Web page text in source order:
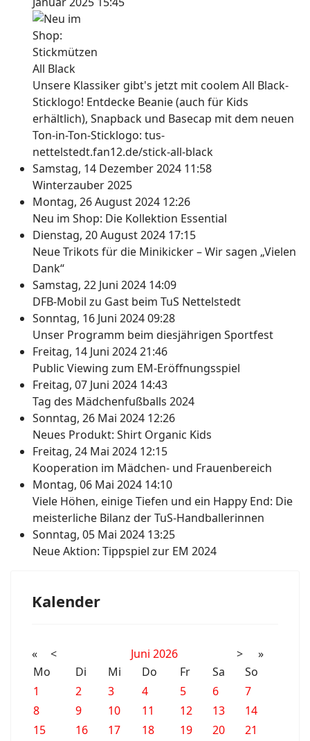
Unsere Klassiker gibt's jetzt mit coolem All Black-
Sticklogo! Entdecke Beanie (auch für Kids
erhältlich), Snapback und Basecap mit dem neuen
Ton-in-Ton-Sticklogo: tus-
nettelstedt.fan12.de/stick-all-black
Samstag, 14 Dezember 2024 11:58
Winterzauber 2025
Montag, 26 August 2024 12:26
Neu im Shop: Die Kollektion Essential
Dienstag, 20 August 2024 17:15
Neue Trikots für die Minikicker – Wir sagen „Vielen
Dank“
Samstag, 22 Juni 2024 14:09
DFB-Mobil zu Gast beim TuS Nettelstedt
Sonntag, 16 Juni 2024 09:28
Unser Programm beim diesjährigen Sportfest
Freitag, 14 Juni 2024 21:46
Public Viewing zum EM-Eröffnungsspiel
Freitag, 07 Juni 2024 14:43
Tag des Mädchenfußballs 2024
Sonntag, 26 Mai 2024 12:26
Neues Produkt: Shirt Organic Kids
Freitag, 24 Mai 2024 12:15
Kooperation im Mädchen- und Frauenbereich
Montag, 06 Mai 2024 14:10
Viele Höhen, einige Tiefen und ein Happy End: Die
meisterliche Bilanz der TuS-Handballerinnen
Sonntag, 05 Mai 2024 13:25
Neue Aktion: Tippspiel zur EM 2024
Kalender
« < Juni 2026 >
»
Mo
Di Mi Do Fr Sa
So
1
2 3 4 5 6
7
8
9 10 11 12 13
14
15
16 17 18 19 20
21